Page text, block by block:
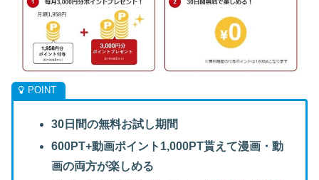
30日間の無料お試し期間
600PT+動画ポイント1,000PT貰えて漫画・動
画の両方が楽しめる